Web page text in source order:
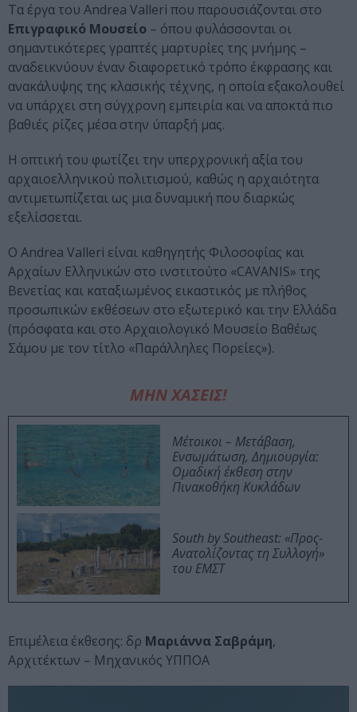
Τα έργα του Andrea Valleri που παρουσιάζονται στο
Επιγραφικό Μουσείο – όπου φυλάσσονται οι
σημαντικότερες γραπτές μαρτυρίες της μνήμης –
αναδεικνύουν έναν διαφορετικό τρόπο έκφρασης και
ανακάλυψης της κλασικής τέχνης, η οποία εξακολουθεί
να υπάρχει στη σύγχρονη εμπειρία και να αποκτά πιο
βαθιές ρίζες μέσα στην ύπαρξή μας.
Η οπτική του φωτίζει την υπερχρονική αξία του
αρχαιοελληνικού πολιτισμού, καθώς η αρχαιότητα
αντιμετωπίζεται ως μια δυναμική που διαρκώς
εξελίσσεται.
Ο Andrea Valleri είναι καθηγητής Φιλοσοφίας και
Αρχαίων Ελληνικών στο ινστιτούτο «CAVANIS» της
Βενετίας και καταξιωμένος εικαστικός με πλήθος
προσωπικών εκθέσεων στο εξωτερικό και την Ελλάδα
(πρόσφατα και στο Αρχαιολογικό Μουσείο Βαθέως
Σάμου με τον τίτλο «Παράλληλες Πορείες»).
ΜΗΝ ΧΑΣΕΙΣ!
Μέτοικοι – Μετάβαση,
Ενσωμάτωση, Δημιουργία:
Ομαδική έκθεση στην
Πινακοθήκη Κυκλάδων
South by Southeast: «Προς-
Ανατολίζοντας τη Συλλογή»
του ΕΜΣΤ
Επιμέλεια έκθεσης: δρ Μαριάννα Σαβράμη,
Αρχιτέκτων – Μηχανικός ΥΠΠΟΑ